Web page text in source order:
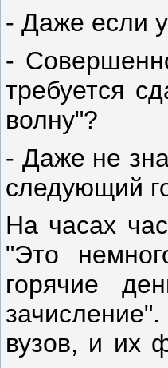
- Даже если
-
требуется
волну"?
- Даже не
следующий
На часах
"Это
горячие
вузов, и их